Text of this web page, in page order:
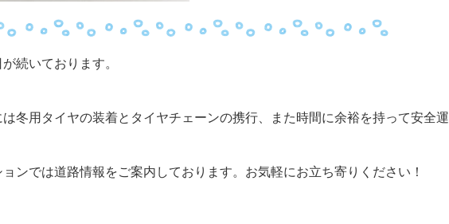
続いております。
冬用タイヤの装着とタイヤチェーンの携行、また時間に余裕を持って安全
ンでは道路情報をご案内しております。 お気軽にお立ち寄りください！